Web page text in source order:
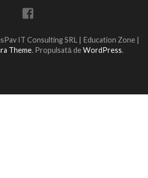
IT Consulting SRL | Education Zone |
Theme. Propulsată deWordPress.